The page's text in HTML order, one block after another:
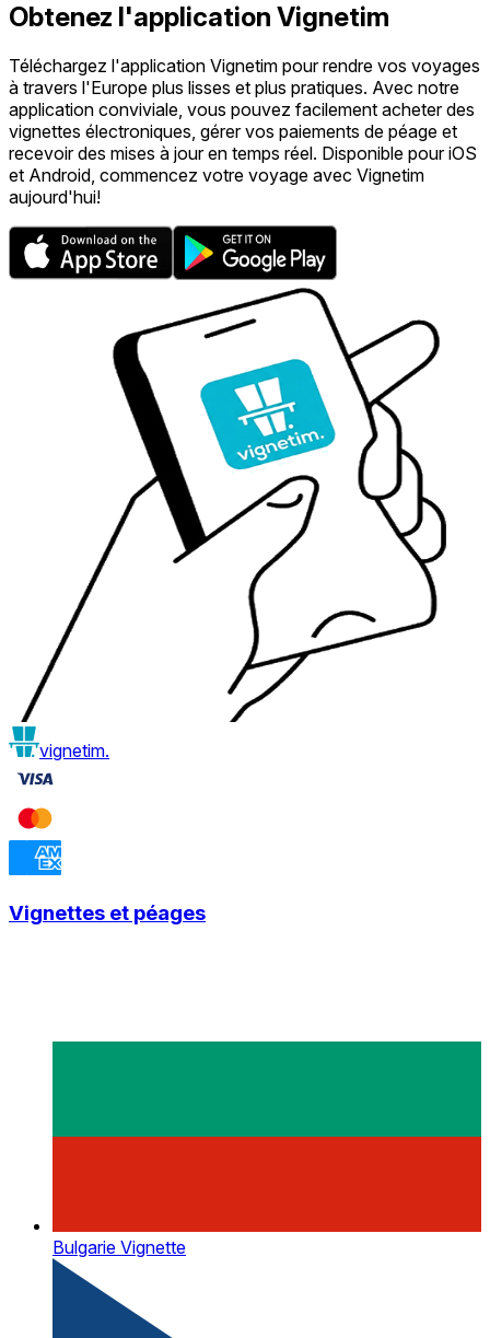
Obtenez l'application Vignetim
Téléchargez l'application Vignetim pour rendre vos voyages
à travers l'Europe plus lisses et plus pratiques. Avec notre
application conviviale, vous pouvez facilement acheter des
vignettes électroniques, gérer vos paiements de péage et
recevoir des mises à jour en temps réel. Disponible pour iOS
et Android, commencez votre voyage avec Vignetim
aujourd'hui!
vignetim.
Vignettes et péages
Bulgarie Vignette